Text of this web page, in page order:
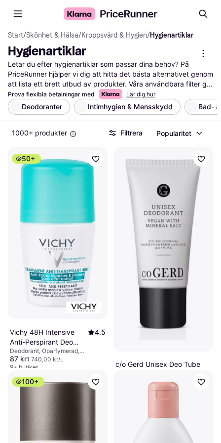
Start/Skönhet & Hälsa/Kroppsvård & Hygien/Hygienartiklar
Hygienartiklar
Letar du efter hygienartiklar som passar dina behov? På
PriceRunner hjälper vi dig att hitta det bästa alternativet genom
att lista ett brett utbud av produkter. Våra användbara filter gör
det enkelt för dig att sortera efter pris, märke eller specifika
funktioner. Oavsett om du letar efter tandvård, hudvård eller
hårvård kan du snabbt navigera bland alla erbjudanden och
hitta rätt produkt för dig. Du kan också läsa
användarrecensioner för att få en bättre förståelse för vad
information du behöver för att göra ett välgrundat val. Med vår
hjälp kan du enkelt jämföra priser och hitta de bästa
erbjudandena för dina hygienartiklar. Börja här för att hitta de
produkter som matchar dina behov och preferenser.
Prova flexibla betalningar med Lär dig hur
Deodoranter Intimhygien & Mensskydd Bad-
1000+ produkter Filtrera Popularitet
50+
Vichy 48H Intensive
Anti-Perspirant Deo
Roll-on 50ml 1-pack
4.5
Deodorant, Oparfymerad,
Antiperspirant, Alkoholfri,
Parabenfri, Dermatologiskt testad,
87 kr1 740,00 kr/L
9+ butiker
c/o Gerd Unisex Deo Tube
Deodorant, Alkoholfri,
Aluminiumfri, Parabenfri
1 972,00 kr/L
100+